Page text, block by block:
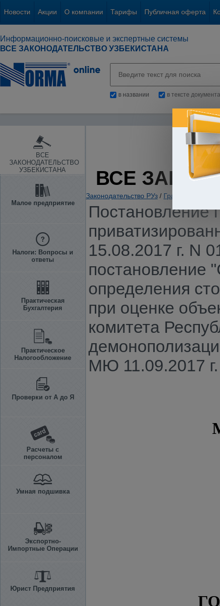
Новости Акции О компании Тарифы Публичная оферта
Информационно-поисковые и экспертные системы
ВСЕ ЗАКОНОДАТЕЛЬСТВО УЗБЕКИСТАНА
в названии в тексте документа
ВСЕ
ЗАКОНОДАТЕЛЬСТВО
УЗБЕКИСТАНА
Малое предприятие
Налоги: Вопросы и
ответы
Практическая
Бухгалтерия
Практическое
Налогообложение
Проверки от А до Я
Расчеты с
персоналом
Умная подшивка
Экспортно-
Импортные Операции
Юрист Предприятия
ВСЕ
Законодательство РУз / Гражданское и
Постановление
15.08.2017 г. N
постановление
определения
при оценке
комитета
МЮ 11.09.2017